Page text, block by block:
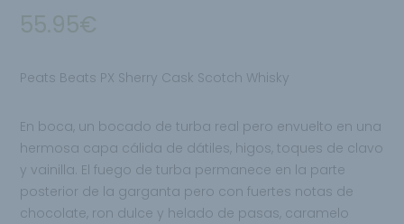
55.95€
Peats Beats PX Sherry Cask Scotch Whisky
En boca, un bocado de turba real pero envuelto en una
hermosa capa cálida de dátiles, higos,toques de clavo
y vainilla. El fuego de turba permanece en la parte
posterior de la garganta pero con fuertes notas de
chocolate, ron dulce y helado de pasas, caramelo